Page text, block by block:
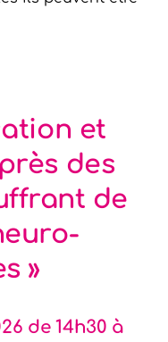
et
des
de
»
de 14h30 à